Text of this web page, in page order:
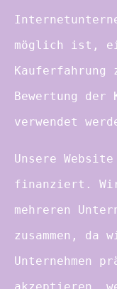
möglich ist,
Bewertung der
verwendet
Unsere
finanziert.
mehreren
zusammen, da
Unternehmen
akzeptieren,